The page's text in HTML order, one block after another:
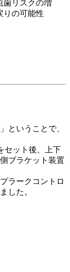
歯リスクの増
りの可能性
ということで、
セット後、上下
ブラケット装置
ラークコントロ
した。